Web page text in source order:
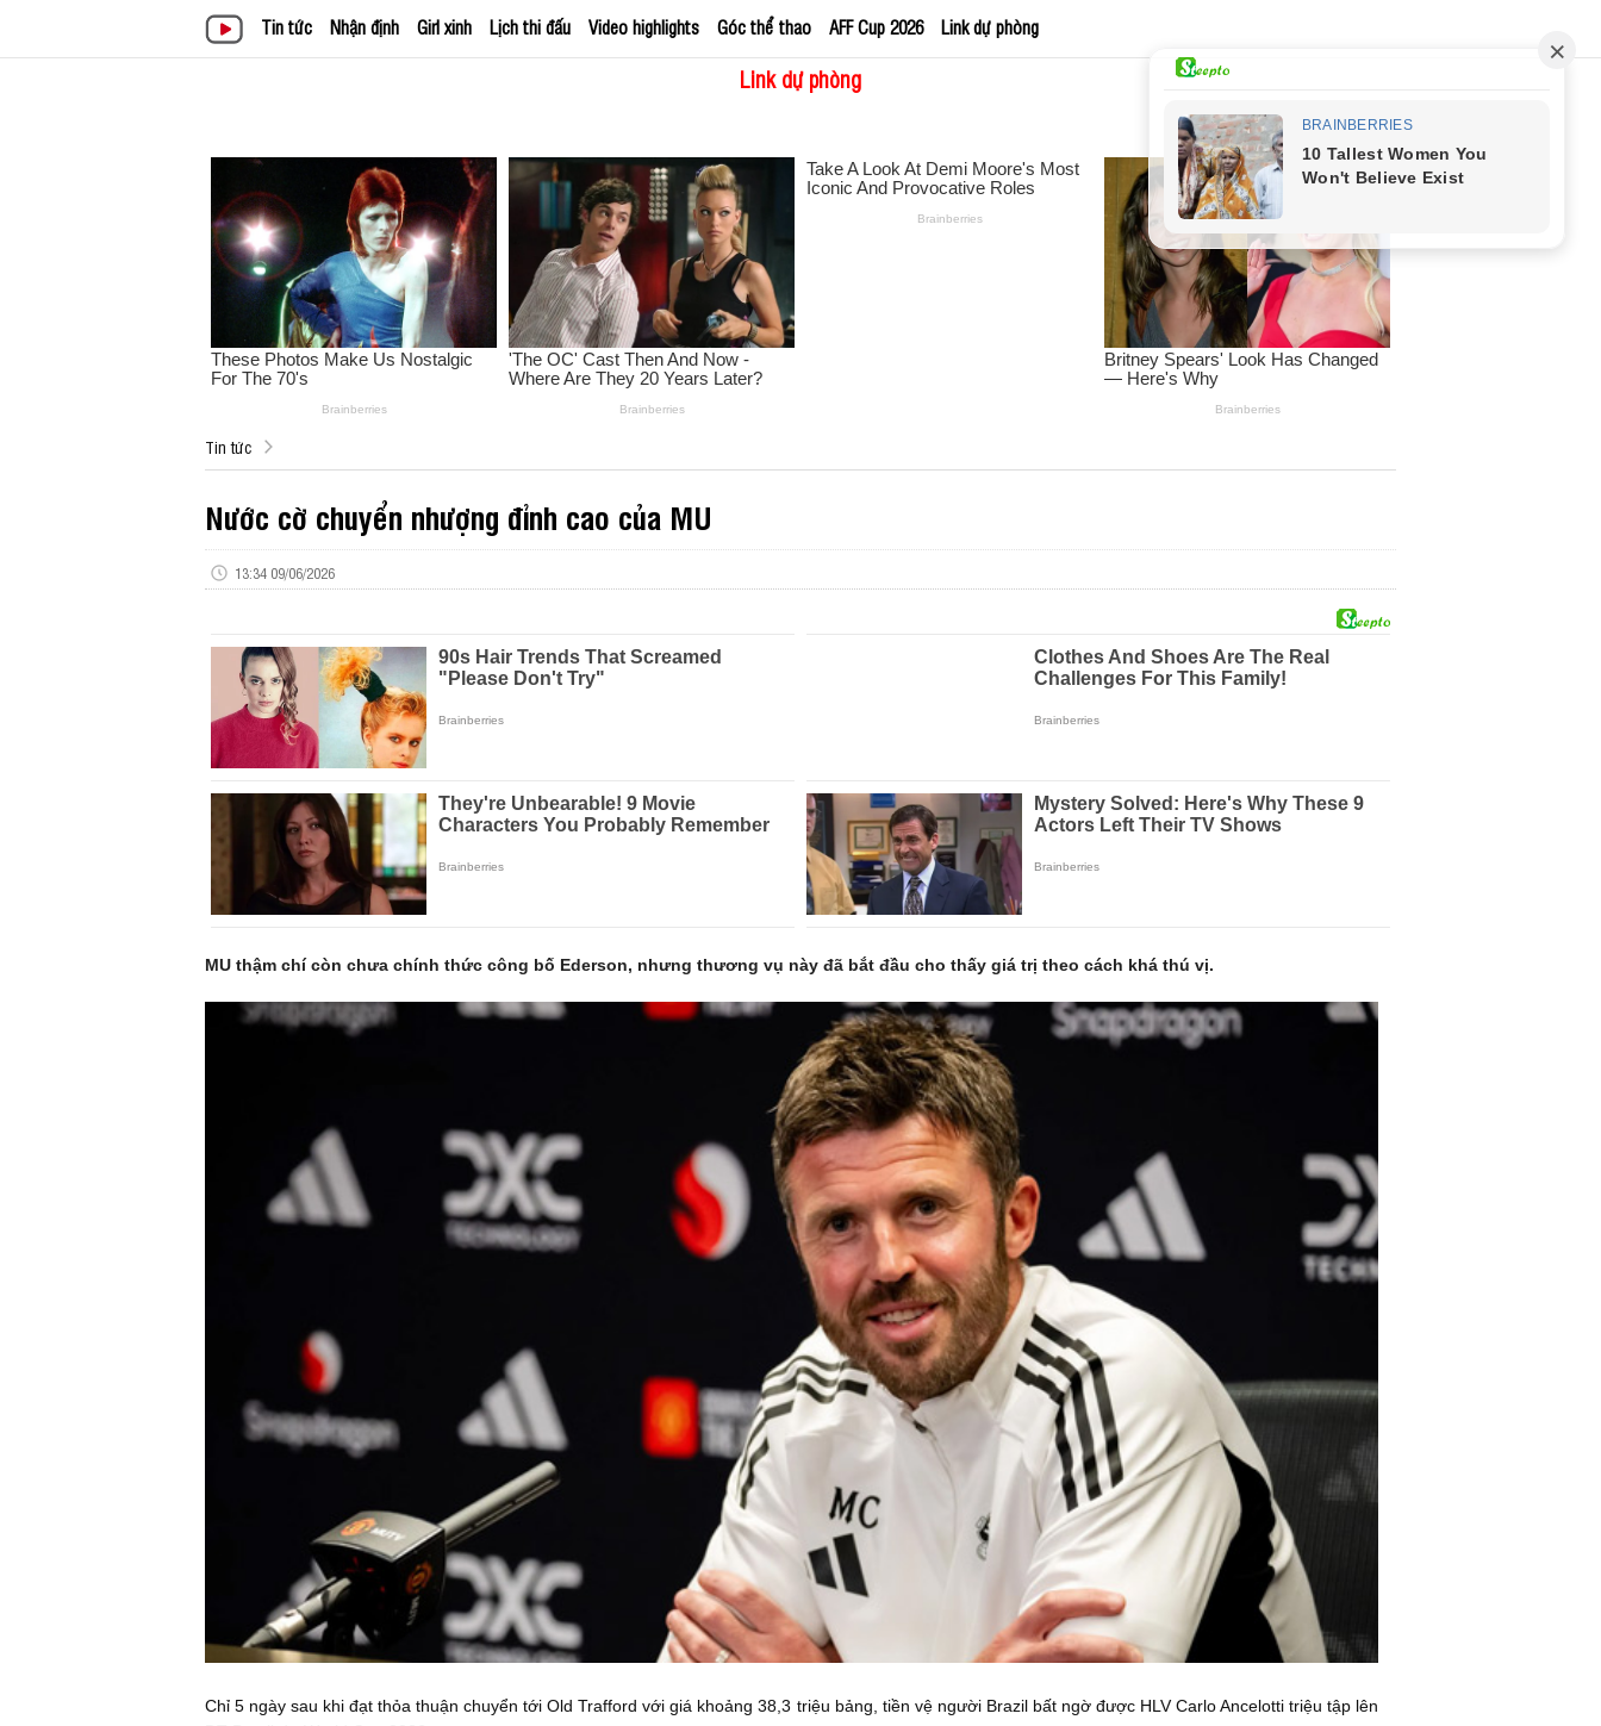
Tin tức Nhận định Girl xinh Lịch thi đấu Video highlights Góc thể thao AFF Cup 2026 Link dự phòng
Link dự phòng
Tin tức
Nước cờ chuyển nhượng đỉnh cao của MU
13:34 09/06/2026
MU thậm chí còn chưa chính thức công bố Ederson, nhưng thương vụ này đã bắt đầu cho thấy giá trị theo cách khá thú vị.
Chỉ 5 ngày sau khi đạt thỏa thuận chuyển tới Old Trafford với giá khoảng 38,3 triệu bảng, tiền vệ người Brazil bất ngờ được HLV Carlo Ancelotti triệu tập lên